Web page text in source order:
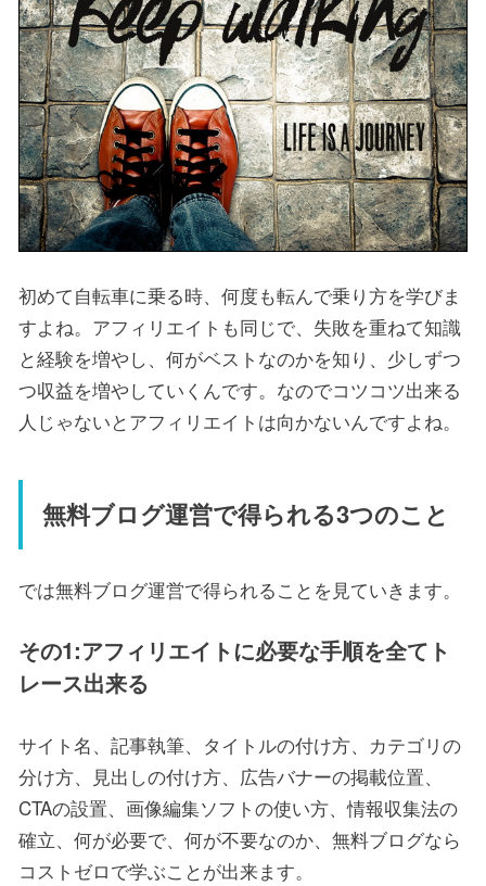
初めて自転車に乗る時、何度も転んで乗り方を学びま
すよね。アフィリエイトも同じで、失敗を重ねて知識
と経験を増やし、何がベストなのかを知り、少しずつ
つ収益を増やしていくんです。なのでコツコツ出来る
人じゃないとアフィリエイトは向かないんですよね。
無料ブログ運営で得られる3つのこと
では無料ブログ運営で得られることを見ていきます。
その1:アフィリエイトに必要な手順を全てト
レース出来る
サイト名、記事執筆、タイトルの付け方、カテゴリの
分け方、見出しの付け方、広告バナーの掲載位置、
CTAの設置、画像編集ソフトの使い方、情報収集法の
確立、何が必要で、何が不要なのか、無料ブログなら
コストゼロで学ぶことが出来ます。